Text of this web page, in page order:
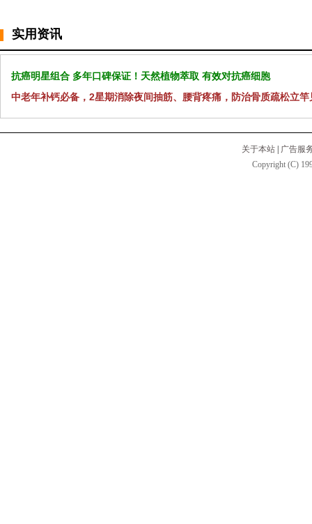
实用资讯
抗癌明星组合 多年口碑保证！天然植物萃取 有效对抗癌细胞
中老年补钙必备，2星期消除夜间抽筋、腰背疼痛，防治骨质疏松立竿
关于本站 | 广告服
Copyright (C)